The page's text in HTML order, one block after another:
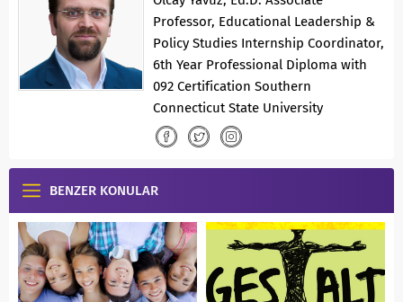
Professor, Educational Leadership &
Policy Studies Internship Coordinator,
6th Year Professional Diploma with
092 Certification Southern
Connecticut State University
BENZER KONULAR